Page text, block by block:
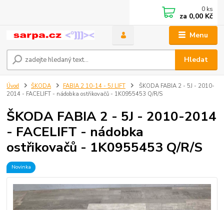
Menu
Hledat
0 ks
za 0,00 Kč
Úvod ŠKODA FABIA 2 10-14 - 5J LIFT
ŠKODA FABIA 2 - 5J - 2010-
2014 - FACELIFT - nádobka ostřikovačů - 1K0955453 Q/R/S
ŠKODA FABIA 2 - 5J - 2010-2014
- FACELIFT - nádobka
ostřikovačů - 1K0955453 Q/R/S
Novinka